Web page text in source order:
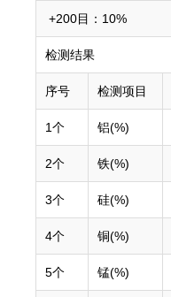
+200目：10%
检测结果
序号 检测项目
1个 铝(%)
2个 铁(%)
3个 硅(%)
4个 铜(%)
5个 锰(%)